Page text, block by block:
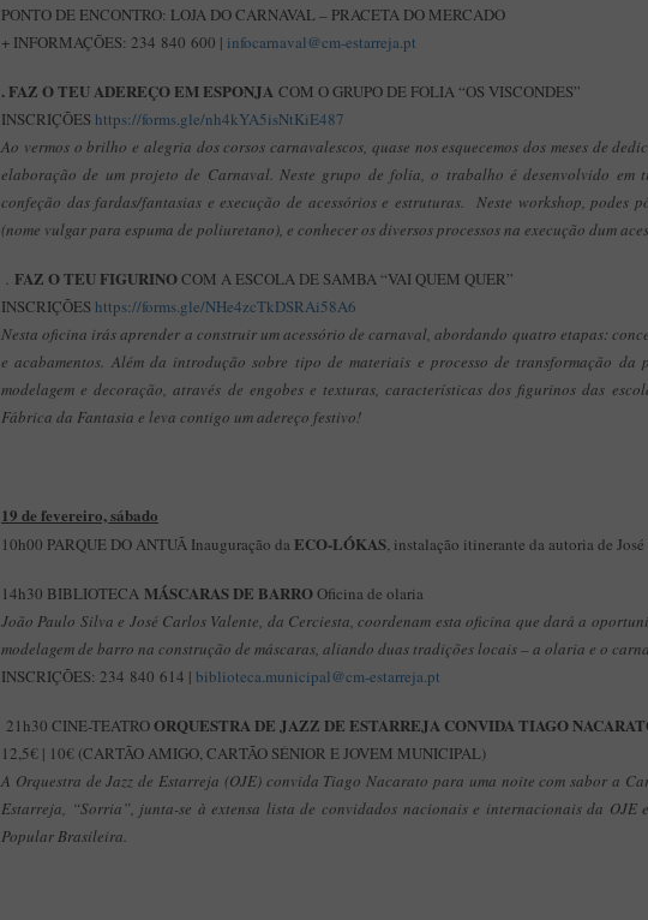
PONTO DE ENCONTRO: LOJA DO CARNAVAL – PRACETA DO MERCADO
+ INFORMAÇÕES: 234 840 600 | infocarnaval@cm-estarreja.pt
. FAZ O TEU ADEREÇO EM ESPONJA COM O GRUPO DE FOLIA “OS VISCONDES”
INSCRIÇÕES https://forms.gle/nh4kYA5isNtKiE487
Ao vermos o brilho e alegria dos corsos carnavalescos, quase nos esquecemos dos meses de
elaboração de um projeto de Carnaval. Neste grupo de folia, o trabalho é desenvolvido em
confeção das fardas/fantasias e execução de acessórios e estruturas. Neste workshop, podes
(nome vulgar para espuma de poliuretano), e conhecer os diversos processos na execução dum
. FAZ O TEU FIGURINOCOM A ESCOLA DE SAMBA “VAI QUEM QUER”
INSCRIÇÕES https://forms.gle/NHe4zcTkDSRAi58A6
Nesta oficina irás aprender a construir um acessório de carnaval, abordando quatro etapas:
e acabamentos. Além da introdução sobre tipo de materiais e processo de transformação da
modelagem e decoração, através de engobes e texturas, características dos figurinos das
Fábrica da Fantasia e leva contigo um adereço festivo!
19 de fevereiro, sábado
10h00 PARQUE DO ANTUÃ Inauguração da ECO-LÓKAS, instalação itinerante da autoria de
14h30 BIBLIOTECA MÁSCARAS DE BARROOficina de olaria
João Paulo Silva e José Carlos Valente, da Cerciesta, coordenam esta oficina que dará a
modelagem de barro na construção de máscaras, aliando duas tradições locais – a olaria e o
INSCRIÇÕES: 234 840 614 | biblioteca.municipal@cm-estarreja.pt
21h30 CINE-TEATROORQUESTRA DE JAZZ DE ESTARREJA CONVIDA TIAGO
12,5€ | 10€ (CARTÃO AMIGO, CARTÃO SÉNIOR E JOVEM MUNICIPAL)
A Orquestra de Jazz de Estarreja (OJE) convida Tiago Nacarato para uma noite com sabor a
Estarreja, “Sorria”, junta-se à extensa lista de convidados nacionais e internacionais da OJE
Popular Brasileira.